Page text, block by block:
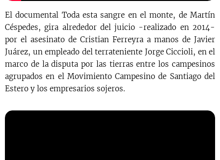
El documental Toda esta sangre en el monte, de Martín
Céspedes, gira alrededor del juicio -realizado en 2014-
por el asesinato de Cristian Ferreyra a manos de Javier
Juárez, un empleado del terrateniente Jorge Ciccioli, en el
marco de la disputa por las tierras entre los campesinos
agrupados en el Movimiento Campesino de Santiago del
Estero y los empresarios sojeros.